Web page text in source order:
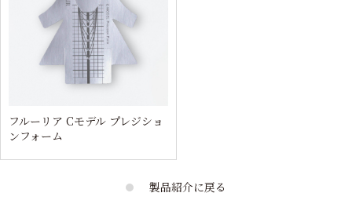
フルーリア Cモデル プレジショ
ンフォーム
製品紹介に戻る